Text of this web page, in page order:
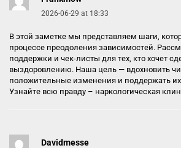
2026-06-29 at 18:33
В этой заметке мы представляем шаги,
процессе преодоления зависимостей.
поддержки и чек-листы для тех, кто хочет
выздоровлению. Наша цель — вдохновить
положительные изменения и поддержать
Узнайте всю правду – наркологическая
Davidmesse